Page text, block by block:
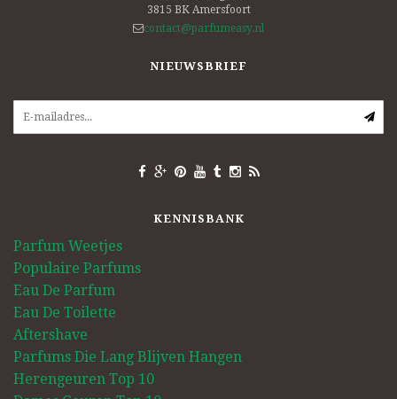
3815 BK Amersfoort
contact@parfumeasy.nl
NIEUWSBRIEF
KENNISBANK
Parfum Weetjes
Populaire Parfums
Eau De Parfum
Eau De Toilette
Aftershave
Parfums Die Lang Blijven Hangen
Herengeuren Top 10